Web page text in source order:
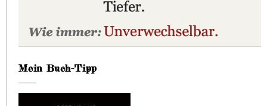
Mein Buch-Tipp